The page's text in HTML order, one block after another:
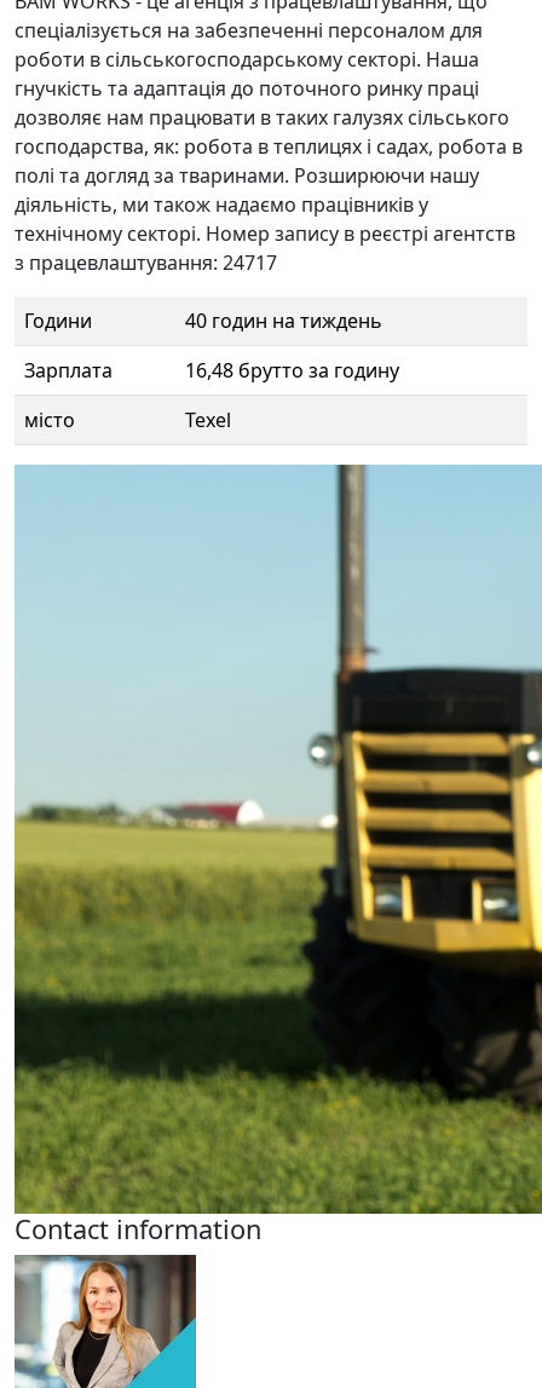
спеціалізується на забезпеченні персоналом для
роботи в сільськогосподарському секторі. Наша
гнучкість та адаптація до поточного ринку праці
дозволяє нам працювати в таких галузях сільського
господарства, як: робота в теплицях і садах, робота в
полі та догляд за тваринами. Розширюючи нашу
діяльність, ми також надаємо працівників у
технічному секторі. Номер запису в реєстрі агентств
з працевлаштування: 24717
Години
40 годин на тиждень
Зарплата
16,48 брутто за годину
місто
Texel
Contact information